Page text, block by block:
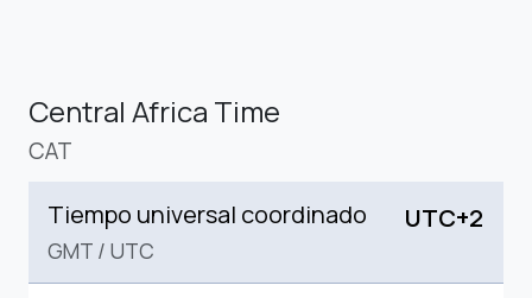
Central Africa Time
CAT
Tiempo universal coordinado
GMT / UTC
UTC+2